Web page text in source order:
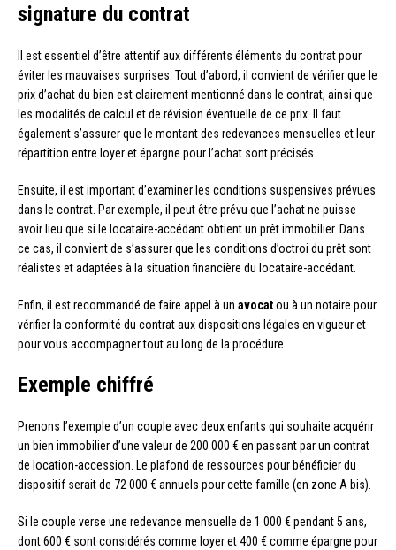
signature du contrat
Il est essentiel d’être attentif aux différents éléments du contrat pour
éviter les mauvaises surprises. Tout d’abord, il convient de vérifier que le
prix d’achat du bien est clairement mentionné dans le contrat, ainsi que
les modalités de calcul et de révision éventuelle de ce prix. Il faut
également s’assurer que le montant des redevances mensuelles et leur
répartition entre loyer et épargne pour l’achat sont précisés.
Ensuite, il est important d’examiner les conditions suspensives prévues
dans le contrat. Par exemple, il peut être prévu que l’achat ne puisse
avoir lieu que si le locataire-accédant obtient un prêt immobilier. Dans
ce cas, il convient de s’assurer que les conditions d’octroi du prêt sont
réalistes et adaptées à la situation financière du locataire-accédant.
Enfin, il est recommandé de faire appel à un avocatou à un notaire pour
vérifier la conformité du contrat aux dispositions légales en vigueur et
pour vous accompagner tout au long de la procédure.
Exemple chiffré
Prenons l’exemple d’un couple avec deux enfants qui souhaite acquérir
un bien immobilier d’une valeur de 200 000 € en passant par un contrat
de location-accession. Le plafond de ressources pour bénéficier du
dispositif serait de 72 000 € annuels pour cette famille (en zone A bis).
Si le couple verse une redevance mensuelle de 1 000 € pendant 5 ans,
dont 600 € sont considérés comme loyer et 400 € comme épargne pour